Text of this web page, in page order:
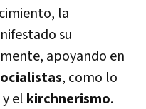
la
su
apoyando en
, como lo
y el kirchnerismo.